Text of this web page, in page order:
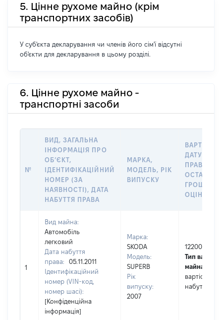
5. Цінне рухоме майно (крім
транспортних засобів)
У суб'єкта декларування чи членів його сім'ї відсутні
об'єкти для декларування в цьому розділі.
6. Цінне рухоме майно -
транспортні засоби
№
ВИД, ЗАГАЛЬНА
ІНФОРМАЦІЯ ПРО
ОБʼЄКТ,
ІДЕНТИФІКАЦІЙНИЙ
НОМЕР (ЗА
НАЯВНОСТІ), ДАТА
НАБУТТЯ ПРАВА
МАРКА,
МОДЕЛЬ, РІК
ВИПУСКУ
ВАРТІСТЬ
ДАТУ
ПРАВА
ОЦІНКОЮ,
1
Вид майна:
Автомобіль
легковий
Дата набуття
права:
05.11.2011
Ідентифікаційний
номер (VIN-код,
номер шасі):
[Конфіденційна
інформація]
Марка:
SKODA
Модель:
SUPERB
Рік
випуску:
2007
122000
Тип
майна:
вартість на
набуття